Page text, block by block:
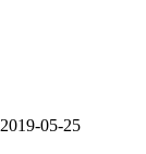
2019-05-25